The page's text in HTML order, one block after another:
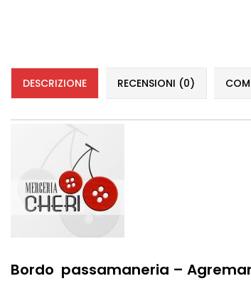
DESCRIZIONE RECENSIONI (0)
Bordo passamaneria –